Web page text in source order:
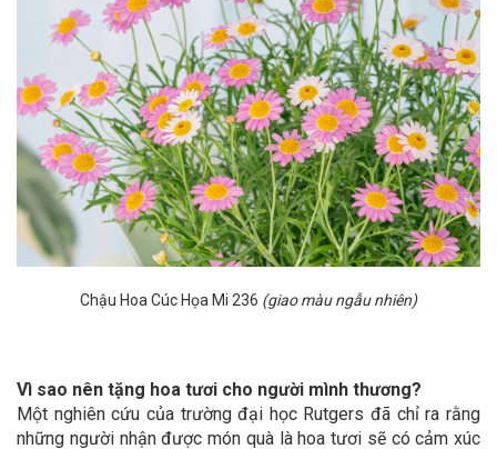
Chậu Hoa Cúc Họa Mi 236 (giao màu ngẫu nhiên)
Vì sao nên tặng hoa tươi cho người mình thương?
Một nghiên cứu của trường đại học Rutgers đã chỉ ra rằng
những người nhận được món quà là hoa tươi sẽ có cảm xúc